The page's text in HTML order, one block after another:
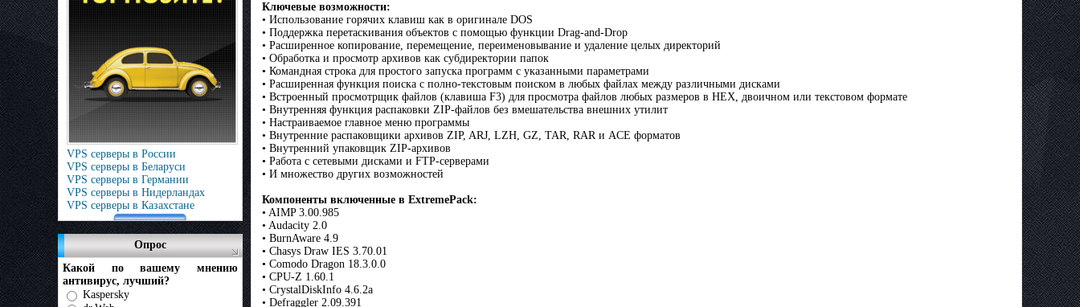
VPS серверы в России
VPS серверы в Беларуси
VPS серверы в Германии
VPS серверы в Нидерландах
VPS серверы в Казахстане
Опрос
Какой по вашему мнению
антивирус, лучший?
Kaspersky
Ключевые возможности:
• Использование горячих клавиш как в оригинале DOS
• Поддержка перетаскивания объектов с помощью функции Drag-and-Drop
• Расширенное копирование, перемещение, переименовывание и удаление целых директорий
• Обработка и просмотр архивов как субдиректории папок
• Командная строка для простого запуска программ с указанными параметрами
• Расширенная функция поиска с полно-текстовым поиском в любых файлах между различными дисками
• Встроенный просмотрщик файлов (клавиша F3) для просмотра файлов любых размеров в HEX, двоичном или текстовом формате
• Внутренняя функция распаковки ZIP-файлов без вмешательства внешних утилит
• Настраиваемое главное меню программы
• Внутренние распаковщики архивов ZIP, ARJ, LZH, GZ, TAR, RAR и ACE форматов
• Внутренний упаковщик ZIP-архивов
• Работа с сетевыми дисками и FTP-серверами
• И множество других возможностей
Компоненты включенные в ExtremePack:
• AIMP 3.00.985
• Audacity 2.0
• BurnAware 4.9
• Chasys Draw IES 3.70.01
• Comodo Dragon 18.3.0.0
• CPU-Z 1.60.1
• CrystalDiskInfo 4.6.2a
• Defraggler 2.09.391